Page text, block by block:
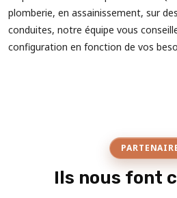
plomberie, en assainissement, sur
conduites, notre équipe vous
configuration en fonction de vos
Ils nous font